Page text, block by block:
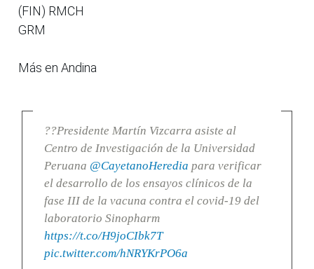
(FIN) RMCH
GRM
Más en Andina
??Presidente Martín Vizcarra asiste al
Centro de Investigación de la Universidad
Peruana @CayetanoHeredia para verificar
el desarrollo de los ensayos clínicos de la
fase III de la vacuna contra el covid-19 del
laboratorio Sinopharm
https://t.co/H9joCIbk7T
pic.twitter.com/hNRYKrPO6a